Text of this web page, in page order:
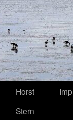
Horst
Stern